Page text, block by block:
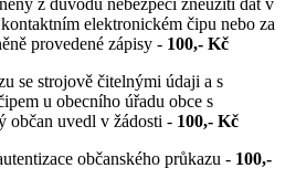
elektronickém čipu nebo za
provedené zápisy - 100,- Kč
se strojově čitelnými údaji a s
u obecního úřadu obce s
občan uvedl v žádosti - 100,- Kč
občanského průkazu - 100,-